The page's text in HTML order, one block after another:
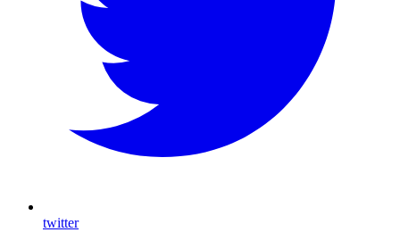
twitter